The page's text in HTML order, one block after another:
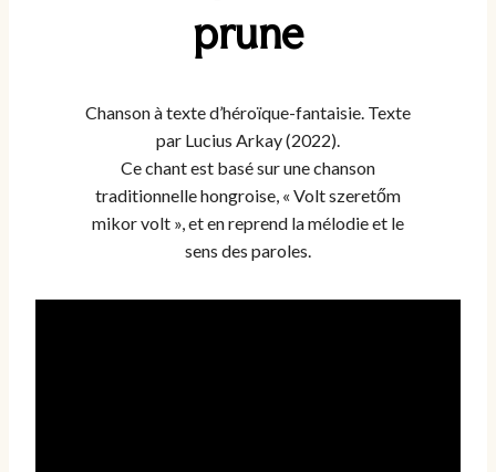
prune
Chanson à texte d’héroïque-fantaisie. Texte
par Lucius Arkay (2022).
Ce chant est basé sur une chanson
traditionnelle hongroise, « Volt szeretőm
mikor volt », et en reprend la mélodie et le
sens des paroles.